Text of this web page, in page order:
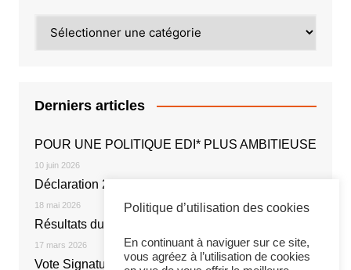
Derniers articles
POUR UNE POLITIQUE EDI* PLUS AMBITIEUSE
10 juin 2026
Déclaration 2026
18 mai 2026
Résultats du vote électronique
17 mars 2026
Vote Signature de l’Accord NOE 2026
Politique d’utilisation des cookies
En continuant à naviguer sur ce site,
vous agréez à l’utilisation de cookies